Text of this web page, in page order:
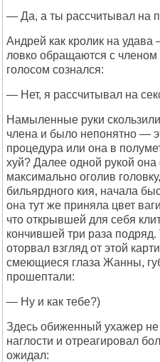
— Да, а ты рассчитывал на
Андрей как кролик на удава
ловко обращаются с
голосом сознался:
— Нет, я рассчитывал на
Намыленные руки
члена и было непонятно —
процедура или она в
хуй? Далее одной рукой она
максимально оголив
бильярдного кия, начала
она тут же приняла цвет
что открывшей для себя
кончившей три раза подряд.
оторвал взгляд от этой
смеющиеся глаза Жанны,
прошептали:
— Ну и как тебе?)
Здесь обиженный ухажер
наглости и отреагировал
ожидал: